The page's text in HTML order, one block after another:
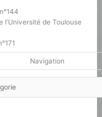
l’Université de Toulouse
Navigation